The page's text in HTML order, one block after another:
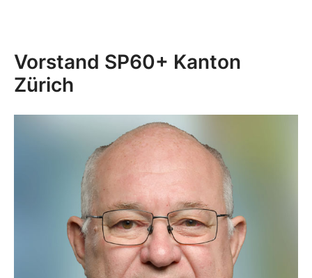
Vorstand SP60+ Kanton
Zürich